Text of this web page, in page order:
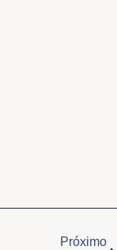
Próximo